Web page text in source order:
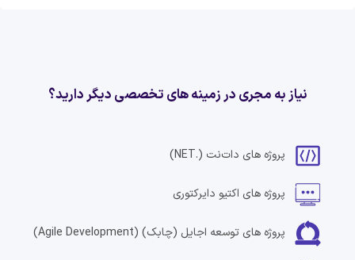
نیاز به مجری در زمینه های تخصصی دیگر دارید؟
پروژه های دات‌نت (.NET)
پروژه های اکتیو دایرکتوری
پروژه های توسعه اجایل (چابک) (Agile Development)